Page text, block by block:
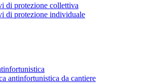
di protezione collettiva
di protezione individuale
antinfortunistica da cantiere